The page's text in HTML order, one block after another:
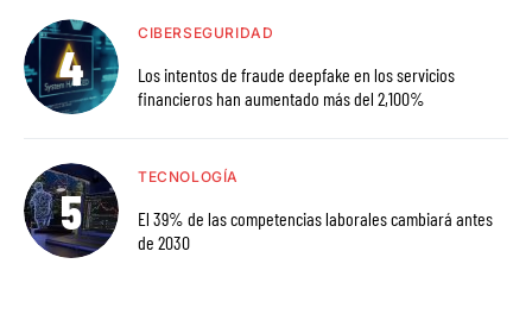
CIBERSEGURIDAD
Los intentos de fraude deepfake en los servicios
financieros han aumentado más del 2,100%
TECNOLOGÍA
El 39% de las competencias laborales cambiará antes
de 2030